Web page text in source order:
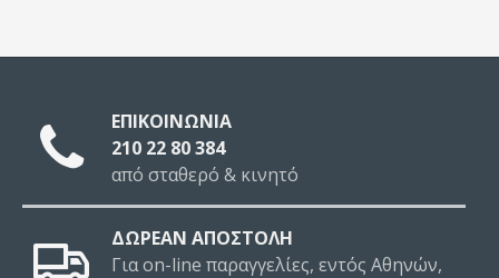
ΕΠΙΚΟΙΝΩΝΙΑ
210 22 80 384
από σταθερό & κινητό
ΔΩΡΕΑΝ ΑΠΟΣΤΟΛΗ
Για on-line παραγγελίες, εντός Αθηνών,